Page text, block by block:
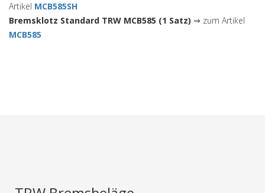
Artikel MCB585SH
Bremsklotz Standard TRW MCB585 (1 Satz) ⇒ zum Artikel
MCB585